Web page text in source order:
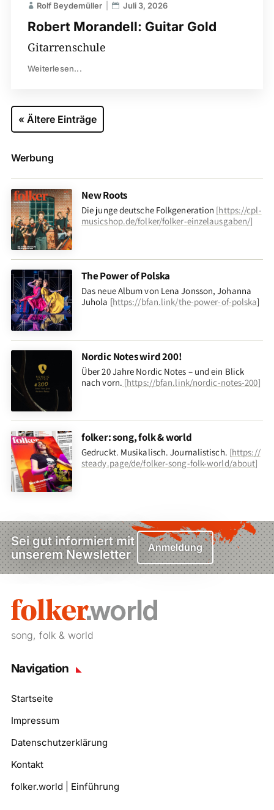
Robert Morandell: Guitar Gold
Rolf Beydemüller Juli 3, 2026
Gitarrenschule
Weiterlesen...
« Ältere Einträge
Werbung
New Roots
Die junge deutsche Folkgeneration [https://cpl-
musicshop.de/folker/folker-einzelausgaben/]
The Power of Polska
Das neue Album von Lena Jonsson, Johanna
Juhola [https://bfan.link/the-power-of-polska]
Nordic Notes wird 200!
Über 20 Jahre Nordic Notes – und ein Blick
nach vorn. [https://bfan.link/nordic-notes-200]
folker: song, folk & world
Gedruckt. Musikalisch. Journalistisch. [https://
steady.page/de/folker-song-folk-world/about]
Sei gut informiert mit
unserem Newsletter
Anmeldung
song, folk & world
Navigation
Startseite
Impressum
Datenschutzerklärung
Kontakt
folker.world | Einführung